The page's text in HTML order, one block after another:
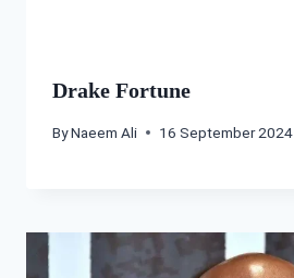
Drake Fortune
ByNaeem Ali 16 September 2024